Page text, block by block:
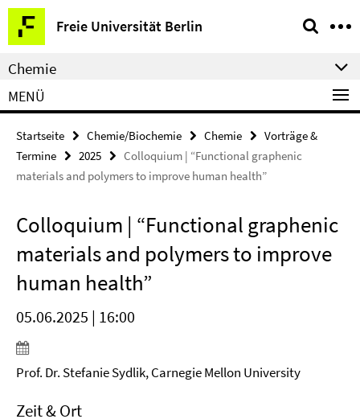
Springe
direkt
zu
Inhalt
Freie Universität Berlin
Service-
Navigation
Chemie
MENÜ
Startseite Chemie/Biochemie Chemie
Vorträge &
Termine
2025
Colloquium | “Functional graphenic
materials and polymers to improve human health”
Colloquium | “Functional graphenic
materials and polymers to improve
human health”
05.06.2025 | 16:00
Prof. Dr. Stefanie Sydlik, Carnegie Mellon University
Zeit & Ort